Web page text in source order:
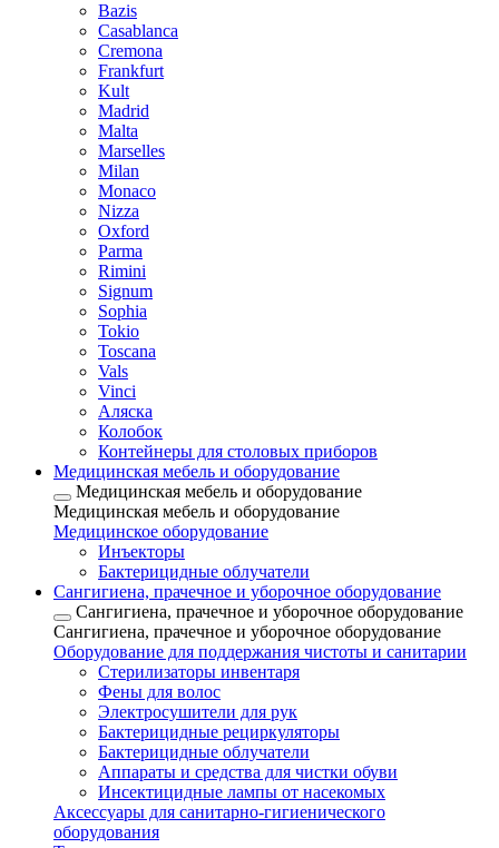
Bazis
Casablanca
Cremona
Frankfurt
Kult
Madrid
Malta
Marselles
Milan
Monaco
Nizza
Oxford
Parma
Rimini
Signum
Sophia
Tokio
Toscana
Vals
Vinci
Аляска
Колобок
Контейнеры для столовых приборов
Медицинская мебель и оборудование
Медицинская мебель и оборудование
Медицинская мебель и оборудование
Медицинское оборудование
Инъекторы
Бактерицидные облучатели
Сангигиена, прачечное и уборочное оборудование
Сангигиена, прачечное и уборочное оборудование
Сангигиена, прачечное и уборочное оборудование
Оборудование для поддержания чистоты и санитарии
Стерилизаторы инвентаря
Фены для волос
Электросушители для рук
Бактерицидные рециркуляторы
Бактерицидные облучатели
Аппараты и средства для чистки обуви
Инсектицидные лампы от насекомых
Аксессуары для санитарно-гигиенического
оборудования